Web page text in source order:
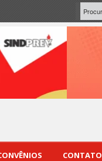
CONTATO